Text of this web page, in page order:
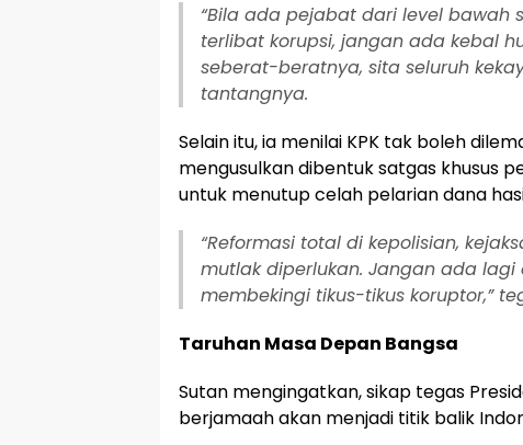
“Bila ada pejabat dari level bawah
terlibat korupsi, jangan ada kebal
seberat-beratnya, sita seluruh
tantangnya.
Selain itu, ia menilai KPK tak boleh
mengusulkan dibentuk satgas khusus
untuk menutup celah pelarian dana
“Reformasi total di kepolisian,
mutlak diperlukan. Jangan ada
membekingi tikus-tikus koruptor,”
Taruhan Masa Depan Bangsa
Sutan mengingatkan, sikap tegas
berjamaah akan menjadi titik balik